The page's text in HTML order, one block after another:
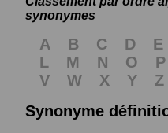
synonymes
A B C D E
L
M N O P
V
W X Y
Z
Synonyme